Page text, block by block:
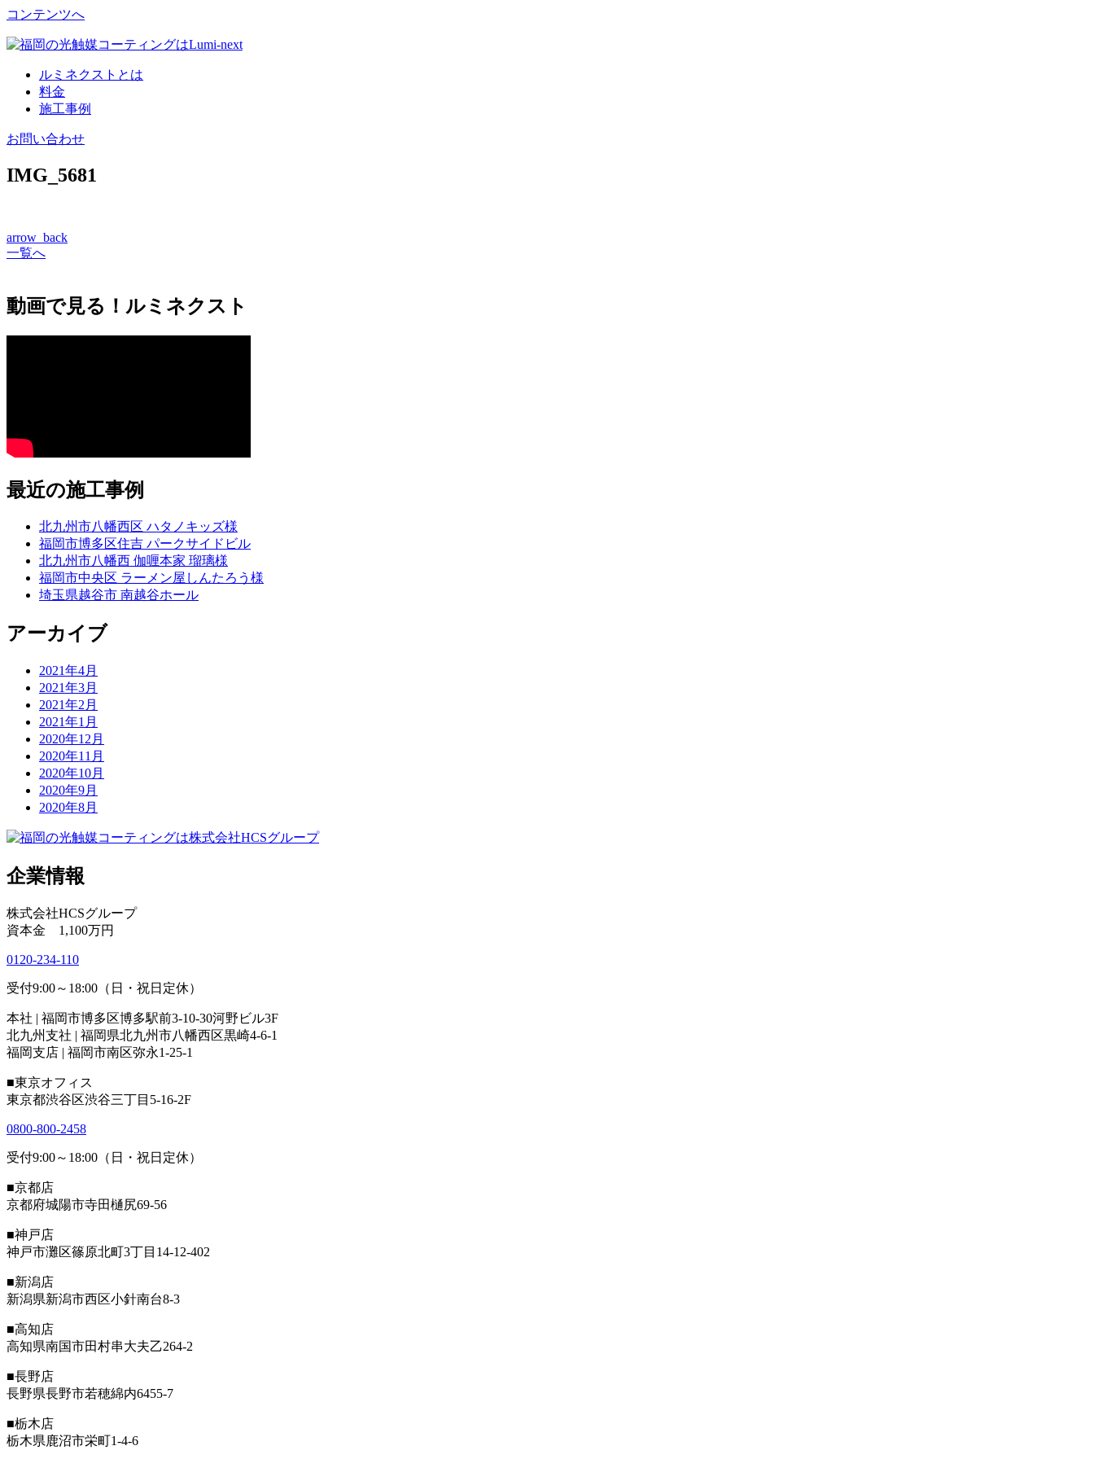
コンテンツへ
ルミネクストとは
料金
施工事例
お問い合わせ
IMG_5681
arrow_back
一覧へ
動画で見る！ルミネクスト
最近の施工事例
北九州市八幡西区 ハタノキッズ様
福岡市博多区住吉 パークサイドビル
北九州市八幡西 伽喱本家 瑠璃様
福岡市中央区 ラーメン屋しんたろう様
埼玉県越谷市 南越谷ホール
アーカイブ
2021年4月
2021年3月
2021年2月
2021年1月
2020年12月
2020年11月
2020年10月
2020年9月
2020年8月
企業情報
株式会社HCSグループ
資本金 1,100万円
0120-234-110
受付9:00～18:00（日・祝日定休）
本社 | 福岡市博多区博多駅前3-10-30河野ビル3F
北九州支社 | 福岡県北九州市八幡西区黒崎4-6-1
福岡支店 | 福岡市南区弥永1-25-1
■東京オフィス
東京都渋谷区渋谷三丁目5-16-2F
0800-800-2458
受付9:00～18:00（日・祝日定休）
■京都店
京都府城陽市寺田樋尻69-56
■神戸店
神戸市灘区篠原北町3丁目14-12-402
■新潟店
新潟県新潟市西区小針南台8-3
■高知店
高知県南国市田村串大夫乙264-2
■長野店
長野県長野市若穂綿内6455-7
■栃木店
栃木県鹿沼市栄町1-4-6